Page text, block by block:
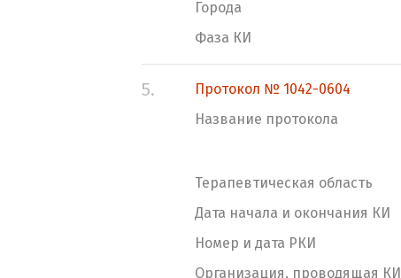
Города
Фаза КИ
5.
Протокол № 1042-0604
Название протокола
Терапевтическая область
Дата начала и окончания КИ
Номер и дата РКИ
Организация, проводящая КИ